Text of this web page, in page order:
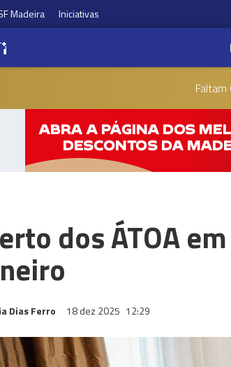
Madeira Iniciativas
Faltam
dos ÁTOA
Dias Ferro 18 dez 2025 12:29